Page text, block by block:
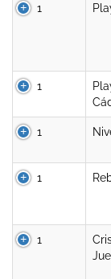
1
1
1
1
1